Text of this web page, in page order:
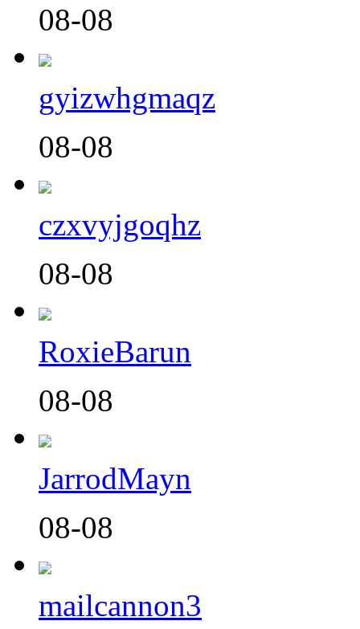
08-08
gyizwhgmaqz
08-08
czxvyjgoqhz
08-08
RoxieBarun
08-08
JarrodMayn
08-08
mailcannon3